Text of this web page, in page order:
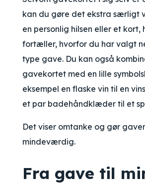
kan du gøre det ekstra særligt
en personlig hilsen eller et kort,
fortæller, hvorfor du har valgt
type gave. Du kan også
gavekortet med en lille
eksempel en flaske vin til en
et par badehåndklæder til et
Det viser omtanke og gør
mindeværdig.
Fra gave til